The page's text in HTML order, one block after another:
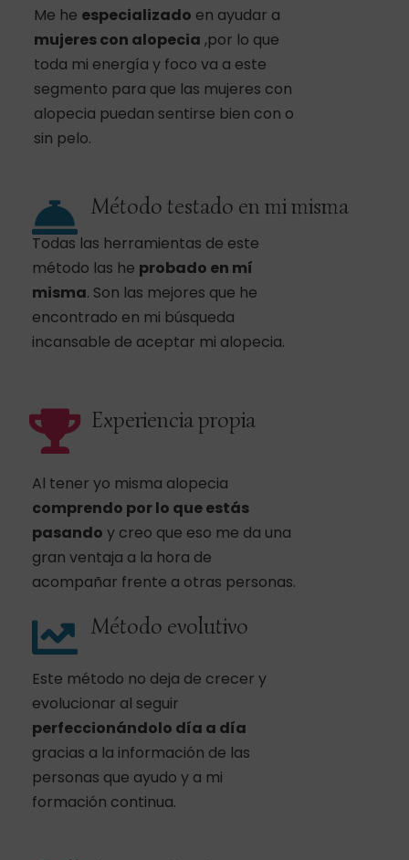
Me he especializado en ayudar a
mujeres con alopecia ,por lo que
toda mi energía y foco va a este
segmento para que las mujeres con
alopecia puedan sentirse bien con o
sin pelo.
Método testado en mi misma
Todas las herramientas de este
método las he probado en mí
misma. Son las mejores que he
encontrado en mi búsqueda
incansable de aceptar mi alopecia.
Experiencia propia
Al tener yo misma alopecia
comprendo por lo que estás
pasando y creo que eso me da una
gran ventaja a la hora de
acompañar frente a otras personas.
Método evolutivo
Este método no deja de crecer y
evolucionar al seguir
perfeccionándolo día a día
gracias a la información de las
personas que ayudo y a mi
formación continua.